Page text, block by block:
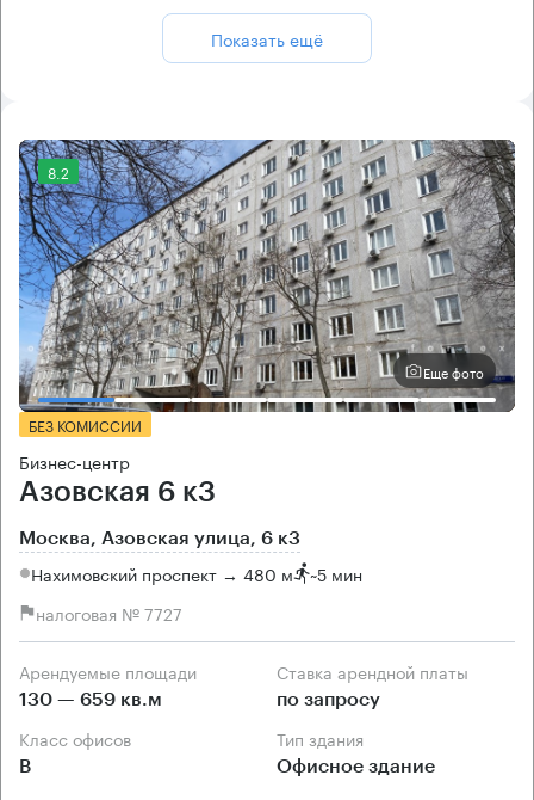
Показать ещё
8.2
Еще фото
БЕЗ КОМИССИИ
Бизнес-центр
Азовская 6 к3
Москва, Азовская улица, 6 к3
Нахимовский проспект → 480 м ~5 мин
налоговая № 7727
Арендуемые площади
130 — 659 кв.м
Ставка арендной платы
по запросу
Класс офисов
B
Тип здания
Офисное здание